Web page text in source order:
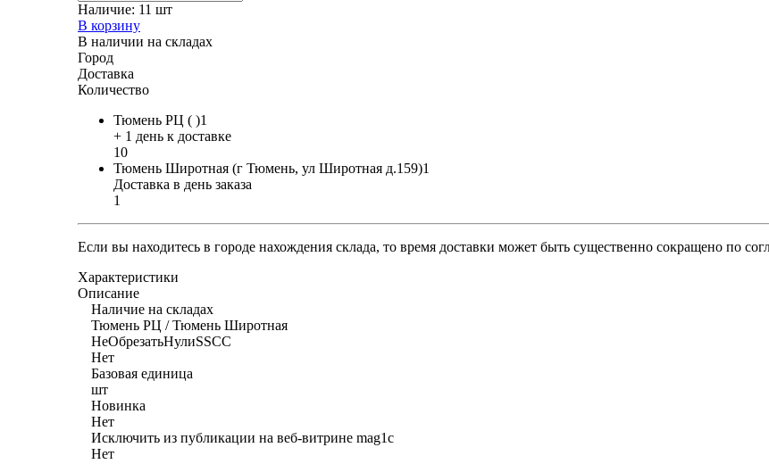
Наличие: 11 шт
В корзину
В наличии на складах
Город
Доставка
Количество
Тюмень РЦ ( )1
+ 1 день к доставке
10
Тюмень Широтная (г Тюмень, ул Широтная д.159)1
Доставка в день заказа
1
Если вы находитесь в городе нахождения склада, то время доставки может быть существенно сокращено по
Характеристики
Описание
Наличие на складах
Тюмень РЦ / Тюмень Широтная
НеОбрезатьНулиSSCC
Нет
Базовая единица
шт
Новинка
Нет
Исключить из публикации на веб-витрине mag1c
Нет